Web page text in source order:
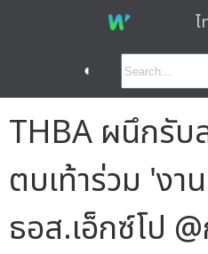
ไ
◐
THBA ผนึกรับ
ตบเท้าร่วม 'งา
ธอส.เอ็กซ์โป